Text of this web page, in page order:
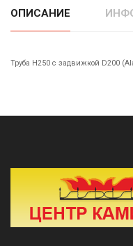
ОПИСАНИЕ
Труба H250 с задвижкой D200